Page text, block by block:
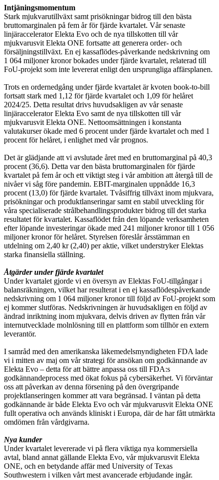
Intjäningsmomentum
Stark mjukvarutillväxt samt prisökningar bidrog till den bästa
bruttomarginalen på fem år för fjärde kvartalet. Vår senaste
linjäraccelerator Elekta Evo och de nya tillskotten till vår
mjukvarusvit Elekta ONE fortsatte att generera order- och
försäljningstillväxt. En ej kassaflödes-påverkande nedskrivning om
1 064 miljoner kronor bokades under fjärde kvartalet, relaterad till
FoU-projekt som inte levererat enligt den ursprungliga affärsplanen.
Trots en ordernedgång under fjärde kvartalet är kvoten book-to-bill
fortsatt stark med 1,12 för fjärde kvartalet och 1,09 för helåret
2024/25. Detta resultat drivs huvudsakligen av vår senaste
linjäraccelerator Elekta Evo samt de nya tillskotten till vår
mjukvarusvit Elekta ONE. Nettoomsättningen i konstanta
valutakurser ökade med 6 procent under fjärde kvartalet och med 1
procent för helåret, i enlighet med vår prognos.
Det är glädjande att vi avslutade året med en bruttomarginal på 40,3
procent (36,6). Detta var den bästa bruttomarginalen för fjärde
kvartalet på fem år och ett viktigt steg i vår ambition att återgå till de
nivåer vi såg före pandemin. EBIT-marginalen uppnådde 16,3
procent (13,0) för fjärde kvartalet. Tvåsiffrig tillväxt inom mjukvara,
prisökningar och produktlanseringar samt en stabil utveckling för
våra specialiserade strålbehandlingsprodukter bidrog till det starka
resultatet för kvartalet. Kassaflödet från den löpande verksamheten
efter löpande investeringar ökade med 241 miljoner kronor till 1 056
miljoner kronor för helåret. Styrelsen föreslår årsstämman en
utdelning om 2,40 kr (2,40) per aktie, vilket understryker Elektas
starka finansiella ställning.
Åtgärder under fjärde kvartalet
Under kvartalet gjorde vi en översyn av Elektas FoU-tillgångar i
balansräkningen, vilket har resulterat i en ej kassaflödespåverkande
nedskrivning om 1 064 miljoner kronor till följd av FoU-projekt som
ej kommer slutföras. Nedskrivningen är huvudsakligen en följd av
ändrad inriktning inom mjukvara, delvis driven av flytten från vår
internutvecklade molnlösning till en plattform som tillhör en extern
leverantör.
I samråd med den amerikanska läkemedelsmyndigheten FDA lade
vi i mitten av maj om vår strategi för ansökan om godkännande av
Elekta Evo – detta för att bättre anpassa oss till FDA:s
godkännandeprocess med ökat fokus på cybersäkerhet. Vi förväntar
oss att påverkan av denna försening på den övergripande
projektlanseringen kommer att vara begränsad. I väntan på detta
godkännande är både Elekta Evo och vår mjukvarusvit Elekta ONE
fullt operativa och används kliniskt i Europa, där de har fått utmärkta
omdömen från vårdgivarna.
Nya kunder
Under kvartalet levererade vi på flera viktiga nya kommersiella
avtal, bland annat gällande Elekta Evo, vår mjukvarusvit Elekta
ONE, och en betydande affär med University of Texas
Southwestern i vilken vårt mest avancerade erbjudande ingår.